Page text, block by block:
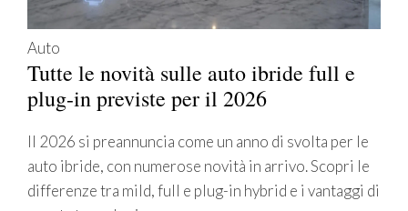
Auto
Tutte le novità sulle auto ibride full e
plug-in previste per il 2026
Il 2026 si preannuncia come un anno di svolta per le
auto ibride, con numerose novità in arrivo. Scopri le
differenze tra mild, full e plug-in hybrid e i vantaggi di